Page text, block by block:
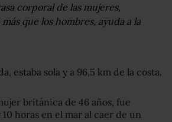
corporal de las mujeres,
que los hombres, ayuda a la
estaba sola y a 96,5 km de la costa.
británica de 46 años, fue
horas en el mar al caer de un